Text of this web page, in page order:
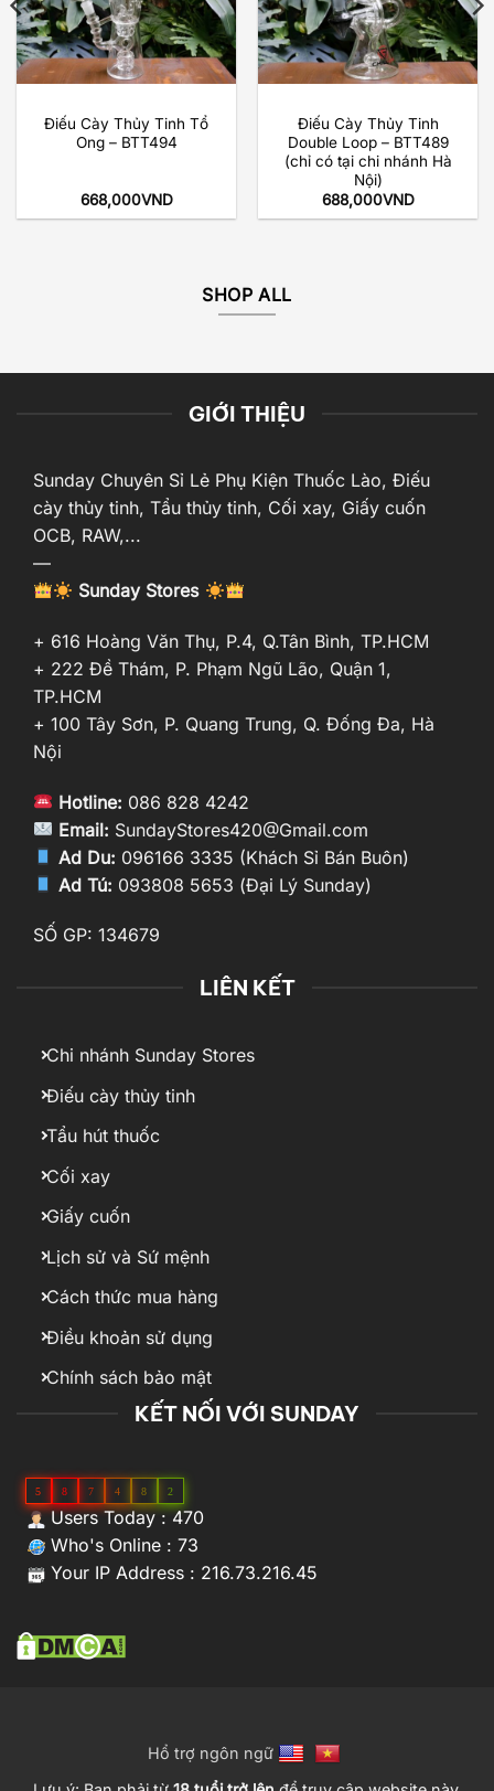
Điếu Cày Thủy Tinh Tổ
Ong – BTT494
668,000VND
Điếu Cày Thủy Tinh
Double Loop – BTT489
(chỉ có tại chi nhánh Hà
Nội)
688,000VND
SHOP ALL
GIỚI THIỆU
Sunday Chuyên Sỉ Lẻ Phụ Kiện Thuốc Lào, Điếu
cày thủy tinh, Tẩu thủy tinh, Cối xay, Giấy cuốn
OCB, RAW,...
—
Sunday Stores
+ 616 Hoàng Văn Thụ, P.4, Q.Tân Bình, TP.HCM
+ 222 Đề Thám, P. Phạm Ngũ Lão, Quận 1,
TP.HCM
+ 100 Tây Sơn, P. Quang Trung, Q. Đống Đa, Hà
Nội
Hotline: 086 828 4242
Email: SundayStores420@Gmail.com
Ad Du: 096166 3335 (Khách Sỉ Bán Buôn)
Ad Tú: 093808 5653 (Đại Lý Sunday)
SỐ GP: 134679
LIÊN KẾT
Chi nhánh Sunday Stores
Điếu cày thủy tinh
Tẩu hút thuốc
Cối xay
Giấy cuốn
Lịch sử và Sứ mệnh
Cách thức mua hàng
Điều khoản sử dụng
Chính sách bảo mật
KẾT NỐI VỚI SUNDAY
5 8 7 4 8 2
Users Today : 470
Who's Online : 73
Your IP Address : 216.73.216.45
Hổ trợ ngôn ngữ